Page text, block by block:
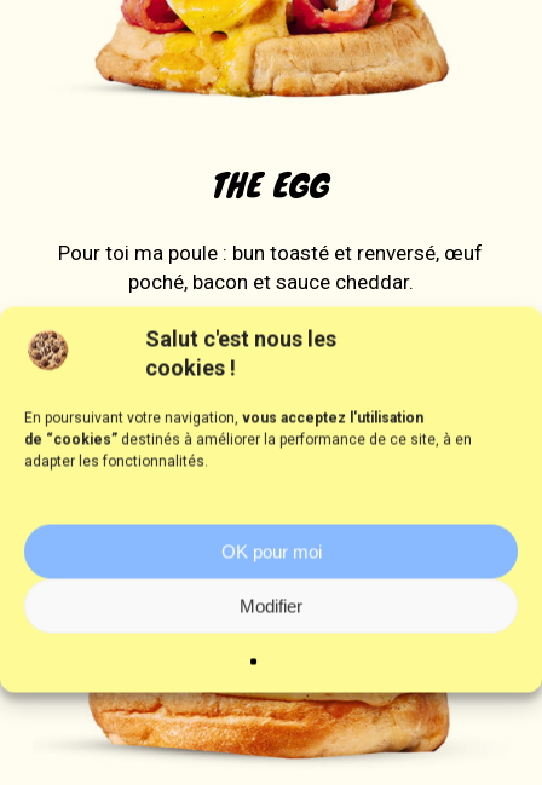
Salut c'est nous les
cookies !
En poursuivant votre navigation, vous acceptez l'utilisation
de “cookies” destinés à améliorer la performance de ce site, à en
adapter les fonctionnalités.
OK pour moi
Modifier
THE EGG
Pour toi ma poule : bun toasté et renversé, œuf
poché, bacon et sauce cheddar.